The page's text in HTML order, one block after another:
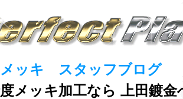
ッキ スタッフブログ
メッキ加工なら 上田鍍金